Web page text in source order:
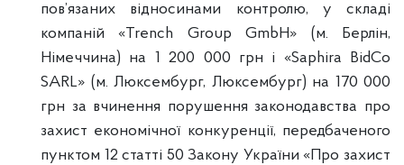
пов’язаних відносинами контролю, у складі
компаній «Trench Group GmbH» (м. Берлін,
Німеччина) на 1 200 000 грн і «Saphira BidCo
SARL» (м. Люксембург, Люксембург) на 170 000
грн за вчинення порушення законодавства про
захист економічної конкуренції, передбаченого
пунктом 12 статті 50 Закону України «Про захист